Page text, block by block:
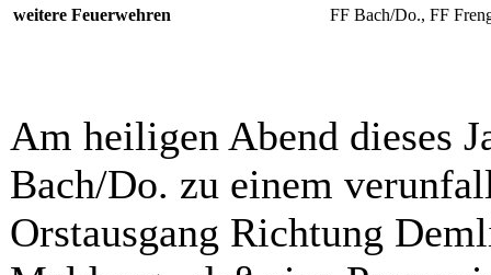
weitere Feuerwehren FF Bach/Do., FF
Am heiligen Abend dieses
Bach/Do. zu einem
Orstausgang Richtung